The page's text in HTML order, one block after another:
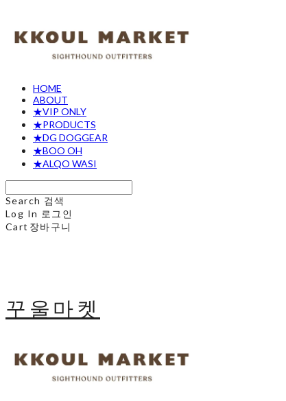
HOME
ABOUT
★VIP ONLY
★PRODUCTS
★DG DOGGEAR
★BOO OH
★ALQO WASI
Search 검색
Log In 로그인
Cart 장바구니
꾸울마켓